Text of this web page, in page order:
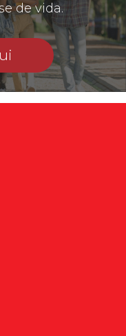
de vida.